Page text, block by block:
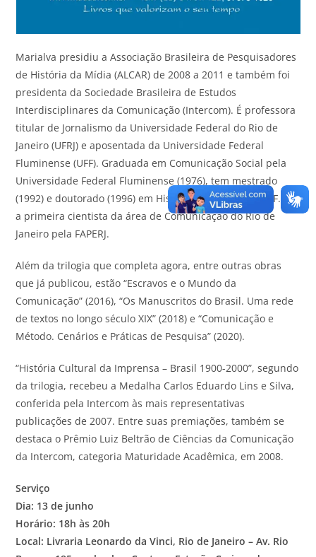
Marialva presidiu a Associação Brasileira de Pesquisadores
de História da Mídia (ALCAR) de 2008 a 2011 e também foi
presidenta da Sociedade Brasileira de Estudos
Interdisciplinares da Comunicação (Intercom). É professora
titular de Jornalismo da Universidade Federal do Rio de
Janeiro (UFRJ) e aposentada da Universidade Federal
Fluminense (UFF). Graduada em Comunicação Social pela
Universidade Federal Fluminense (1976), tem mestrado
(1992) e doutorado (1996) em História também pela UFF. Foi
a primeira cientista da área de Comunicação do Rio de
Janeiro pela FAPERJ.
Além da trilogia que completa agora, entre outras obras
que já publicou, estão “Escravos e o Mundo da
Comunicação” (2016), “Os Manuscritos do Brasil. Uma rede
de textos no longo século XIX” (2018) e “Comunicação e
Método. Cenários e Práticas de Pesquisa” (2020).
“História Cultural da Imprensa – Brasil 1900-2000”, segundo
da trilogia, recebeu a Medalha Carlos Eduardo Lins e Silva,
conferida pela Intercom às mais representativas
publicações de 2007. Entre suas premiações, também se
destaca o Prêmio Luiz Beltrão de Ciências da Comunicação
da Intercom, categoria Maturidade Acadêmica, em 2008.
Serviço
Dia: 13 de junho
Horário: 18h às 20h
Local: Livraria Leonardo da Vinci, Rio de Janeiro – Av. Rio